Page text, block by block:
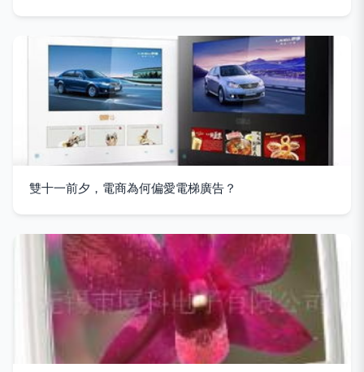
雙十一前夕，電商為何偏愛電梯廣告？